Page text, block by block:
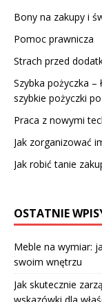
Bony na zakupy i
Pomoc prawnicza
Strach przed
Szybka pożyczka –
szybkie pożyczki
Praca z nowymi
Jak zorganizować
Jak robić tanie
OSTATNIE
Meble na wymiar:
swoim wnętrzu
Jak skutecznie